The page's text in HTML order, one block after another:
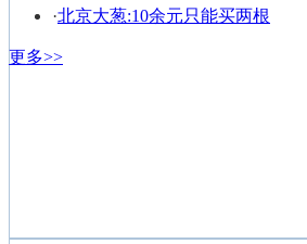
·北京大葱:10余元只能买两根
更多>>